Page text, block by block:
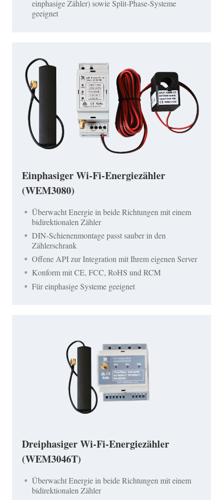
einphasige Zähler) sowie Split-Phase-Systeme
geeignet
Einphasiger Wi-Fi-Energiezähler
(WEM3080)
Überwacht Energie in beide Richtungen mit einem
bidirektionalen Zähler
DIN-Schienenmontage passt sauber in den
Zählerschrank
Offene API zur Integration mit Ihrem eigenen Server
Konform mit CE, FCC, RoHS und RCM
Für einphasige Systeme geeignet
Dreiphasiger Wi-Fi-Energiezähler
(WEM3046T)
Überwacht Energie in beide Richtungen mit einem
bidirektionalen Zähler